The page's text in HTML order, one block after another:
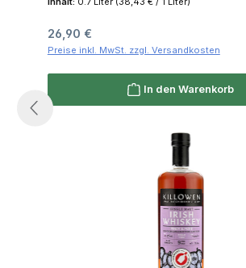
Regulärer Preis:
26,90 €
Preise inkl. MwSt. zzgl. Versandkosten
In den Warenkorb